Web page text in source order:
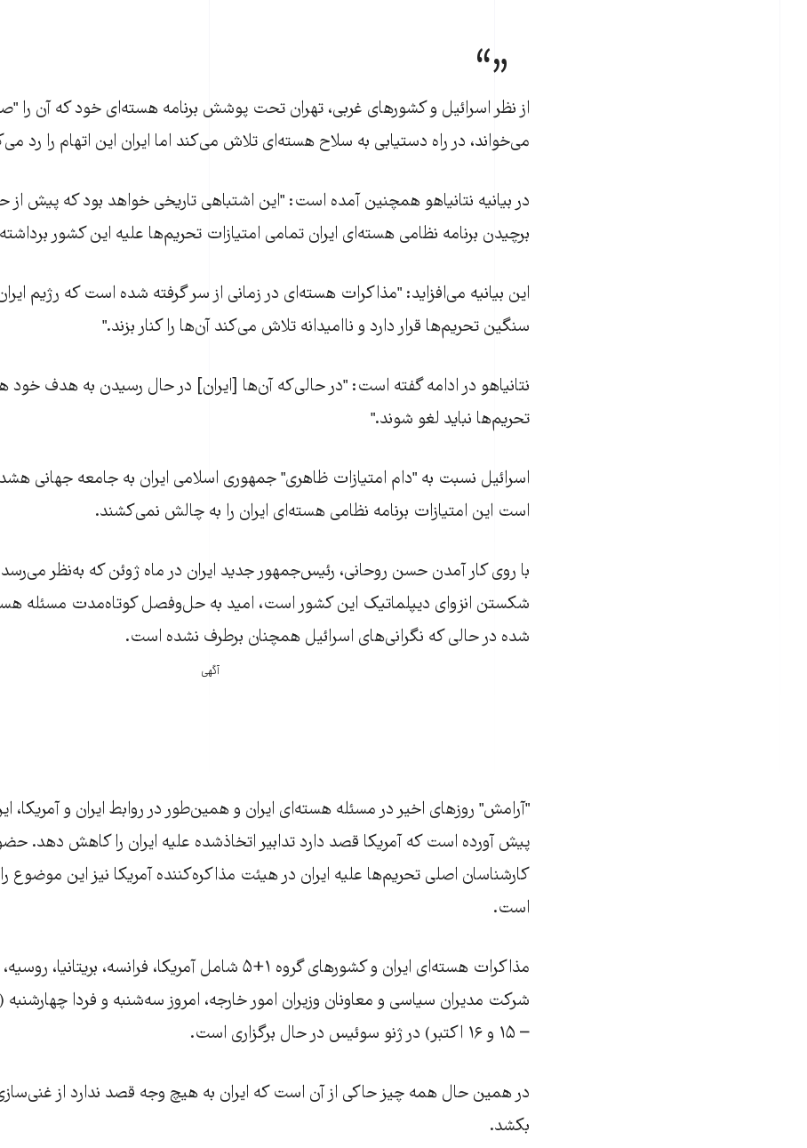
از نظر اسرائيل و کشورهای غربی، تهران تحت پوشش برنامه هسته‌ای خود که آن را
می‌خواند، در راه دستيابی به سلاح هسته‌ای تلاش می‌کند اما ايران اين اتهام را رد
در بيانيه نتانياهو همچنين آمده است: "اين اشتباهی تاريخی خواهد بود که پيش از
برچيدن برنامه نظامی هسته‌ای ايران تمامی امتيازات تحريم‌ها عليه اين کشور
اين بيانيه می‌افزايد: "مذاکرات هسته‌ای در زمانی از سر گرفته شده است که رژيم
سنگين تحريم‌ها قرار دارد و نااميدانه تلاش می‌کند آن‌ها را کنار بزند."
نتانياهو در ادامه گفته است: "در حالی‌که آن‌ها [ايران] در حال رسيدن به هدف خود
تحريم‌ها نبايد لغو شوند."
اسرائيل نسبت به "دام امتيازات ظاهری" جمهوری اسلامی ايران به جامعه جهانی
است اين امتيازات برنامه نظامی هسته‌ای ايران را به چالش نمی‌کشند.
با روی کار آمدن حسن روحانی، رئيس‌جمهور جديد ايران در ماه ژوئن که به‌نظر
شکستن انزوای ديپلماتيک اين کشور است، اميد به حل‌وفصل کوتاه‌مدت مسئله
شده در حالی که نگرانی‌های اسرائيل همچنان برطرف نشده است.
آگهی
"آرامش" روزهای اخير در مسئله هسته‌ای ايران و همين‌طور در روابط ايران و آمريکا،
پيش آورده است که آمريکا قصد دارد تدابير اتخاذشده عليه ايران را کاهش دهد.
کارشناسان اصلی تحريم‌ها عليه ايران در هيئت مذاکره‌کننده آمريکا نيز اين موضوع
است.
مذاکرات هسته‌ای ایران و کشورهای گروه ۱+۵ شامل آمریکا، فرانسه،
– ۱۵ و ۱۶ اکتبر) در ژنو سوئیس در حال برگزاری است.
در همين حال همه چيز حاکی از آن است که ايران به هيچ وجه قصد ندارد از
بکشد.